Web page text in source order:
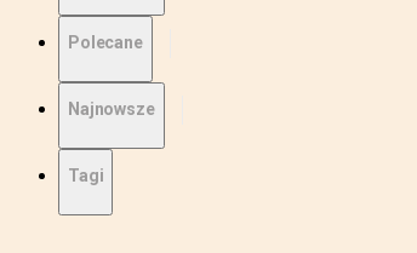
Polecane
Najnowsze
Tagi